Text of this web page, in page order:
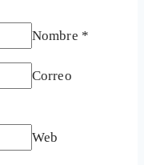
Nombre *
Correo
Web